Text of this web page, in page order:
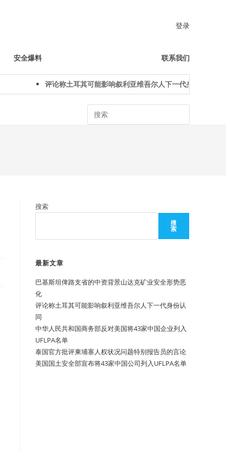
登录
安全爆料 联系我们
评论称土耳其可能影响叙利亚维吾尔人下一代身份认同
Search
搜索
搜
索
最新文章
巴基斯坦俾路支省的中资背景山达克矿业安全形势恶
化
评论称土耳其可能影响叙利亚维吾尔人下一代身份认
同
中华人民共和国商务部反对美国将43家中国企业列入
UFLPA名单
泰国官方批评柬埔寨人权状况问题特别报告员的言论
美国国土安全部宣布将43家中国公司列入UFLPA名单